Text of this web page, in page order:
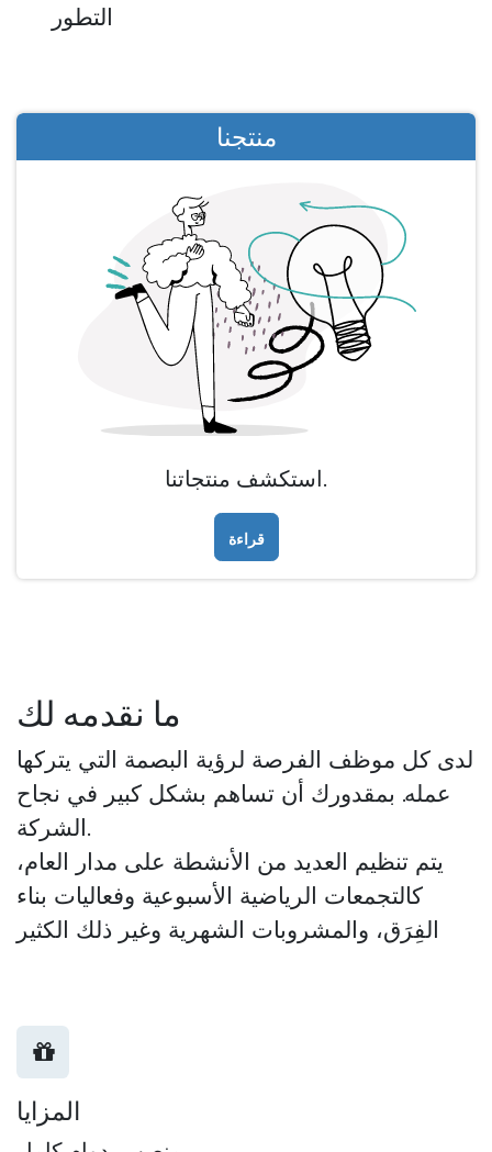
التطور
منتجنا
استكشف منتجاتنا.
قراءة
ما نقدمه لك
لدى كل موظف الفرصة لرؤية البصمة التي يتركها
عمله. بمقدورك أن تساهم بشكل كبير في نجاح
الشركة.
يتم تنظيم العديد من الأنشطة على مدار العام،
كالتجمعات الرياضية الأسبوعية وفعاليات بناء
الفِرَق، والمشروبات الشهرية وغير ذلك الكثير
المزايا